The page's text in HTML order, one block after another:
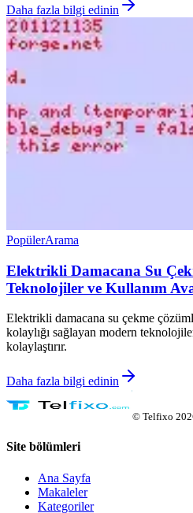
Daha fazla bilgi edinin
PopülerArama
Elektrikli Damacana Su
Teknolojiler ve Kullanım
Elektrikli damacana su çekme
kolaylığı sağlayan modern
kolaylaştırır.
Daha fazla bilgi edinin
© Telfixo
Site bölümleri
Ana Sayfa
Makaleler
Kategoriler